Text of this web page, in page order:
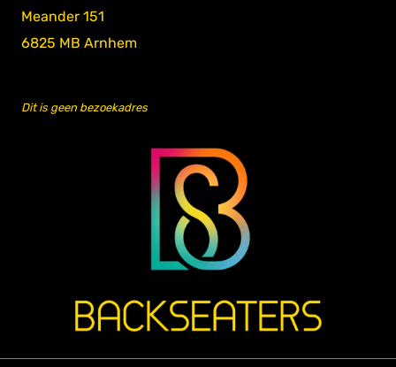
Meander 151
6825 MB Arnhem
Dit is geen bezoekadres